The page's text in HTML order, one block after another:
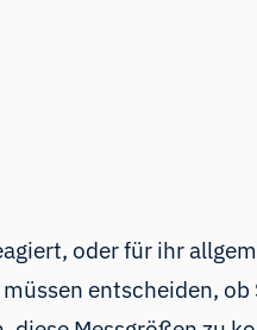
oder für ihr
entscheiden,